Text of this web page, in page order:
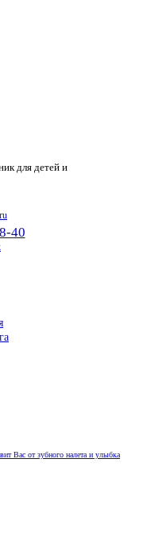
для детей и
40
Вас от зубного налета и улыбка